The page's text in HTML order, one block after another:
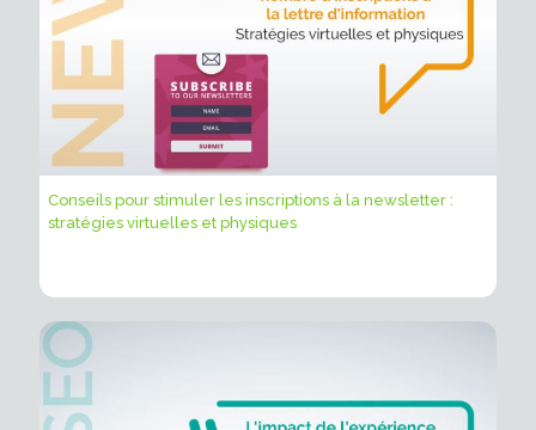
Conseils pour stimuler les inscriptions à la newsletter :
stratégies virtuelles et physiques